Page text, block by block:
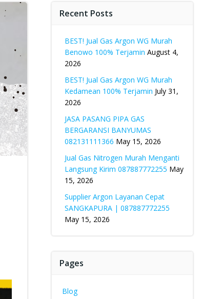
Recent Posts
BEST! Jual Gas Argon WG Murah
Benowo 100% Terjamin August 4,
2026
BEST! Jual Gas Argon WG Murah
Kedamean 100% Terjamin July 31,
2026
JASA PASANG PIPA GAS
BERGARANSI BANYUMAS
082131111366 May 15, 2026
Jual Gas Nitrogen Murah Menganti
Langsung Kirim 087887772255 May
15, 2026
Supplier Argon Layanan Cepat
SANGKAPURA | 087887772255
May 15, 2026
Pages
Blog